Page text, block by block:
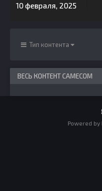
10 февраля, 2025
Тип контента
ВЕСЬ КОНТЕНТ CAMECOM
Powered